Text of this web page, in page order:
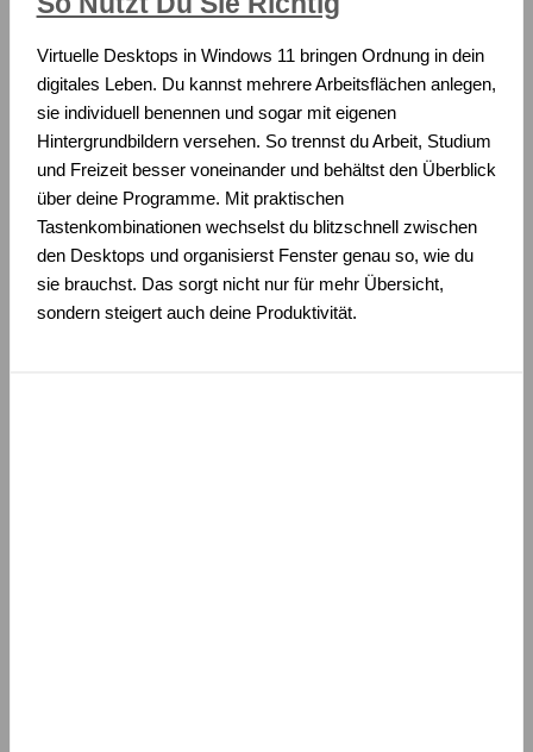
Virtuelle Desktops in Windows 11 bringen Ordnung in dein
digitales Leben. Du kannst mehrere Arbeitsflächen anlegen,
sie individuell benennen und sogar mit eigenen
Hintergrundbildern versehen. So trennst du Arbeit, Studium
und Freizeit besser voneinander und behältst den Überblick
über deine Programme. Mit praktischen
Tastenkombinationen wechselst du blitzschnell zwischen
den Desktops und organisierst Fenster genau so, wie du
sie brauchst. Das sorgt nicht nur für mehr Übersicht,
sondern steigert auch deine Produktivität.